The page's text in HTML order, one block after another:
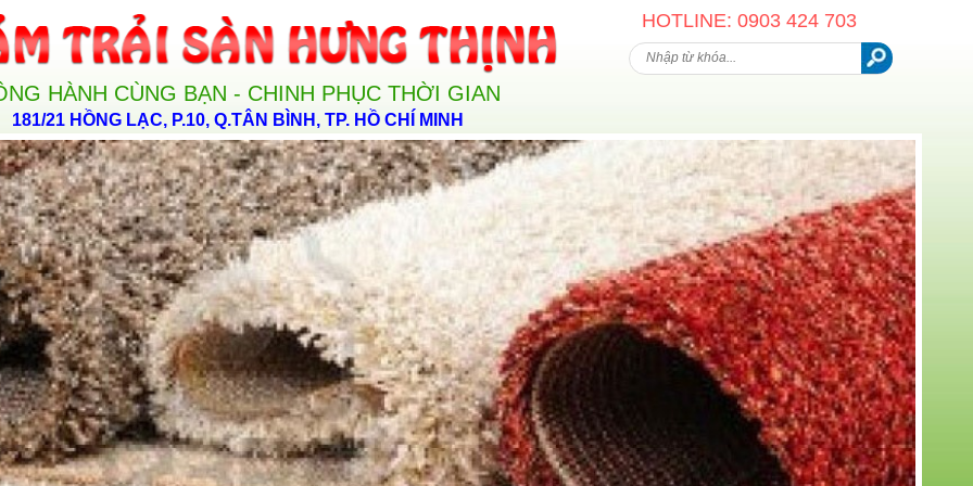
HÀNH CÙNG BẠN - CHINH PHỤC THỜI GIAN
181/21 HỒNG LẠC, P.10, Q.TÂN BÌNH, TP. HỒ CHÍ MINH
HOTLINE: 0903 424 703